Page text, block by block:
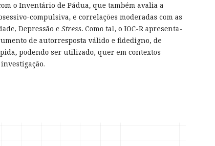
o Inventário de Pádua, que também avalia a
compulsiva, e correlações moderadas com as
Depressão e Stress. Como tal, o IOC-R apresenta-
de autorresposta válido e fidedigno, de
podendo ser utilizado, quer em contextos